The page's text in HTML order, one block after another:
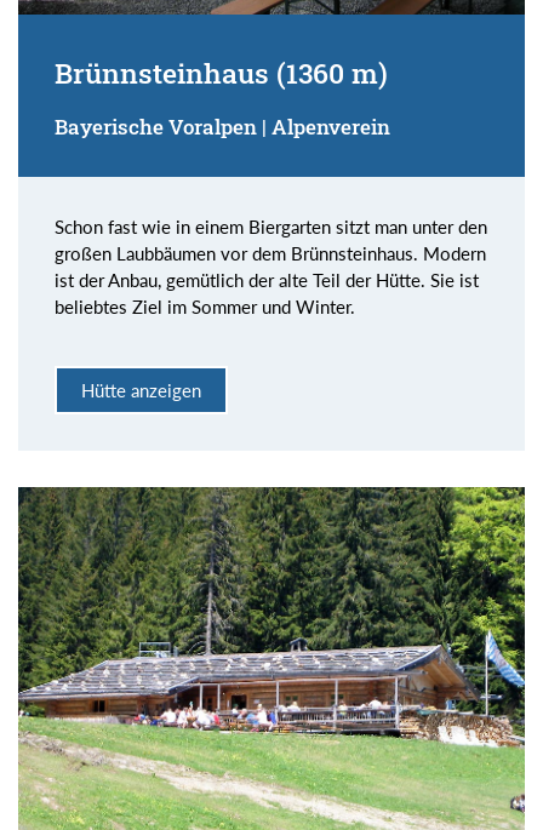
Brünnsteinhaus (1360 m)
Bayerische Voralpen | Alpenverein
Schon fast wie in einem Biergarten sitzt man unter den
großen Laubbäumen vor dem Brünnsteinhaus. Modern
ist der Anbau, gemütlich der alte Teil der Hütte. Sie ist
beliebtes Ziel im Sommer und Winter.
Hütte anzeigen